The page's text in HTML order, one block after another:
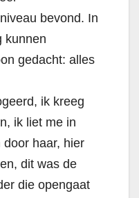
bevond. In
kunnen
gedacht: alles
ik kreeg
ik liet me in
haar, hier
dit was de
die opengaat